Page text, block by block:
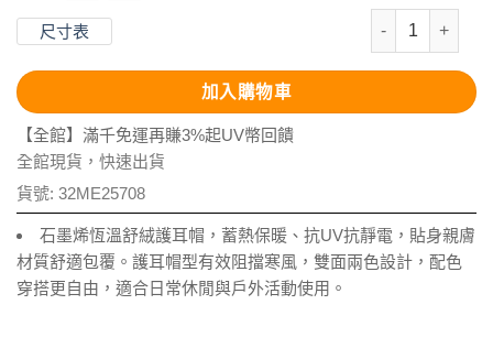
尺寸表
石墨烯恆溫舒
加入購物車
【全館】滿千免運再賺3%起UV幣回饋
全館現貨，快速出貨
貨號: 32ME25708
石墨烯恆溫舒絨護耳帽，蓄熱保暖、抗UV抗靜電，貼身親膚
材質舒適包覆。護耳帽型有效阻擋寒風，雙面兩色設計，配色
穿搭更自由，適合日常休閒與戶外活動使用。